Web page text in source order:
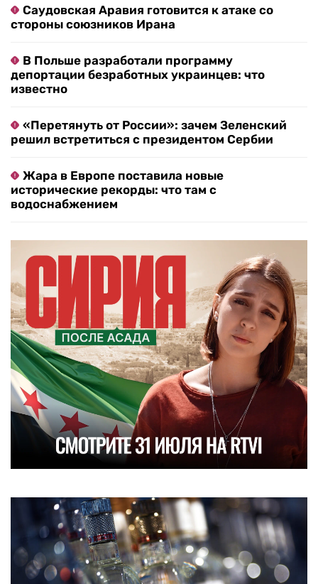
Саудовская Аравия готовится к атаке со
стороны союзников Ирана
В Польше разработали программу
депортации безработных украинцев: что
известно
«Перетянуть от России»: зачем Зеленский
решил встретиться с президентом Сербии
Жара в Европе поставила новые
исторические рекорды: что там с
водоснабжением